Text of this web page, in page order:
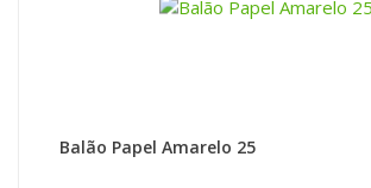
Balão Papel Amarelo 25